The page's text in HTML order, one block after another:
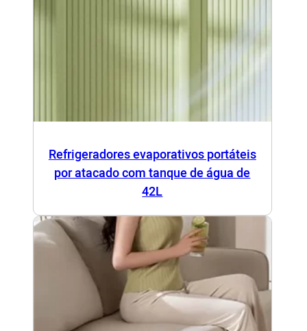
Refrigeradores evaporativos portáteis
por atacado com tanque de água de
42L